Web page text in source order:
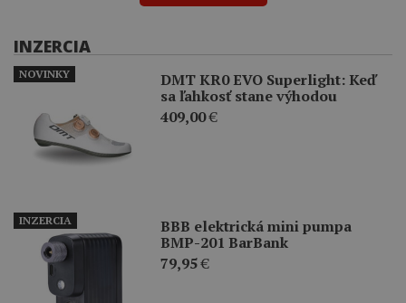
INZERCIA
DMT KR0 EVO Superlight: Keď
sa ľahkosť stane výhodou
409,00€
NOVINKY
BBB elektrická mini pumpa
BMP-201 BarBank
79,95€
INZERCIA